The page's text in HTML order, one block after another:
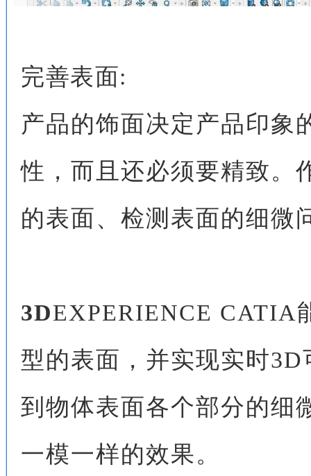
完善表面:
产品的饰面决定产品印象
性，而且还必须要精致。
的表面、检测表面的细微
3DEXPERIENCE CATIA
型的表面，并实现实时
到物体表面各个部分的细
一模一样的效果。